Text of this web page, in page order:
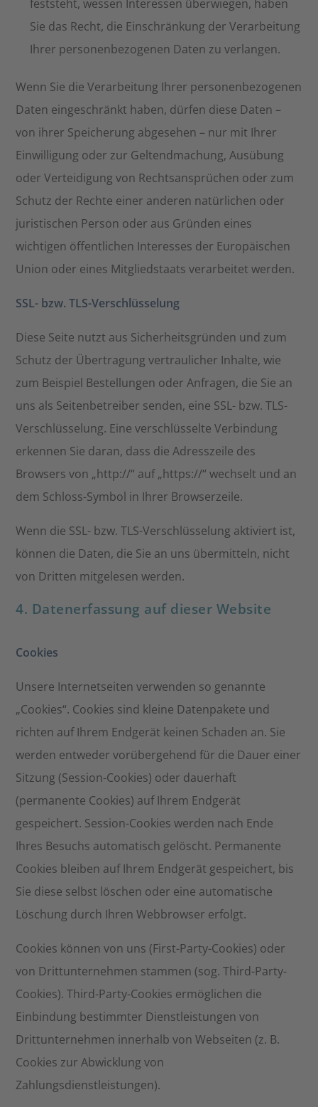
feststeht, wessen Interessen überwiegen, haben
Sie das Recht, die Einschränkung der Verarbeitung
Ihrer personenbezogenen Daten zu verlangen.
Wenn Sie die Verarbeitung Ihrer personenbezogenen
Daten eingeschränkt haben, dürfen diese Daten –
von ihrer Speicherung abgesehen – nur mit Ihrer
Einwilligung oder zur Geltendmachung, Ausübung
oder Verteidigung von Rechtsansprüchen oder zum
Schutz der Rechte einer anderen natürlichen oder
juristischen Person oder aus Gründen eines
wichtigen öffentlichen Interesses der Europäischen
Union oder eines Mitgliedstaats verarbeitet werden.
SSL- bzw. TLS-Verschlüsselung
Diese Seite nutzt aus Sicherheitsgründen und zum
Schutz der Übertragung vertraulicher Inhalte, wie
zum Beispiel Bestellungen oder Anfragen, die Sie an
uns als Seitenbetreiber senden, eine SSL- bzw. TLS-
Verschlüsselung. Eine verschlüsselte Verbindung
erkennen Sie daran, dass die Adresszeile des
Browsers von „http://“ auf „https://“ wechselt und an
dem Schloss-Symbol in Ihrer Browserzeile.
Wenn die SSL- bzw. TLS-Verschlüsselung aktiviert ist,
können die Daten, die Sie an uns übermitteln, nicht
von Dritten mitgelesen werden.
4. Datenerfassung auf dieser Website
Cookies
Unsere Internetseiten verwenden so genannte
„Cookies“. Cookies sind kleine Datenpakete und
richten auf Ihrem Endgerät keinen Schaden an. Sie
werden entweder vorübergehend für die Dauer einer
Sitzung (Session-Cookies) oder dauerhaft
(permanente Cookies) auf Ihrem Endgerät
gespeichert. Session-Cookies werden nach Ende
Ihres Besuchs automatisch gelöscht. Permanente
Cookies bleiben auf Ihrem Endgerät gespeichert, bis
Sie diese selbst löschen oder eine automatische
Löschung durch Ihren Webbrowser erfolgt.
Cookies können von uns (First-Party-Cookies) oder
von Drittunternehmen stammen (sog. Third-Party-
Cookies). Third-Party-Cookies ermöglichen die
Einbindung bestimmter Dienstleistungen von
Drittunternehmen innerhalb von Webseiten (z. B.
Cookies zur Abwicklung von
Zahlungsdienstleistungen).